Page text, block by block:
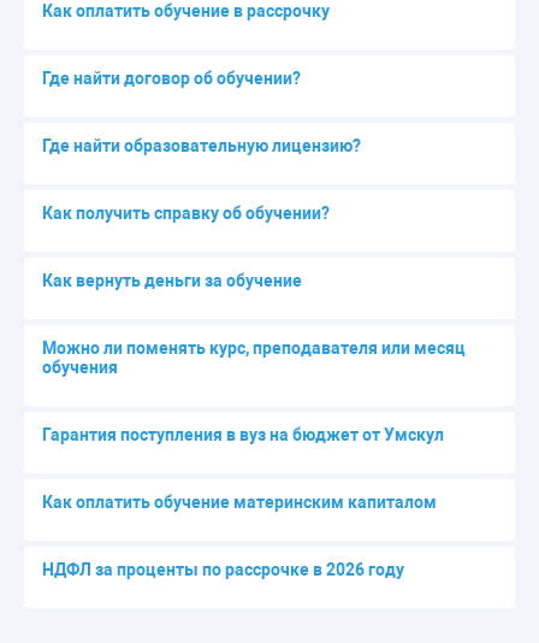
Как оплатить обучение в рассрочку
Где найти договор об обучении?
Где найти образовательную лицензию?
Как получить справку об обучении?
Как вернуть деньги за обучение
Можно ли поменять курс, преподавателя или месяц
обучения
Гарантия поступления в вуз на бюджет от Умскул
Как оплатить обучение материнским капиталом
НДФЛ за проценты по рассрочке в 2026 году